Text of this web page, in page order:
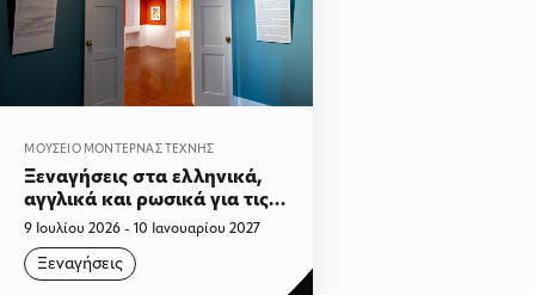
ΜΟΥΣΕΊΟ ΜΟΝΤΈΡΝΑΣ ΤΈΧΝΗΣ
Ξεναγήσεις στα ελληνικά,
αγγλικά και ρωσικά για τις
εκθέσεις «Πίσω από τις
πόρτες. Ο Κωστάκης
συναντά τον Ρούμπινσταϊν»
9 Ιουλίου 2026 - 10 Ιανουαρίου 2027
Ξεναγήσεις